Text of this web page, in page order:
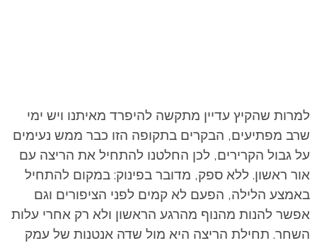
למרות שהקיץ עדיין מתקשה להיפרד מאיתנו ויש ימי
שרב מפתיעים, הבקרים בתקופה הזו כבר ממש נעימים
על גבול הקרירים, לכן החלטנו להתחיל את הריצה עם
אור ראשון. ללא ספק, מדובר בפינוק: במקום להתחיל
באמצע הלילה, הפעם לא קמים לפני הציפורים וגם
אפשר להנות מהנוף מהרגע הראשון ולא רק אחרי עלות
השחר. תחילת הריצה היא מול שדה אנטנות של עמק